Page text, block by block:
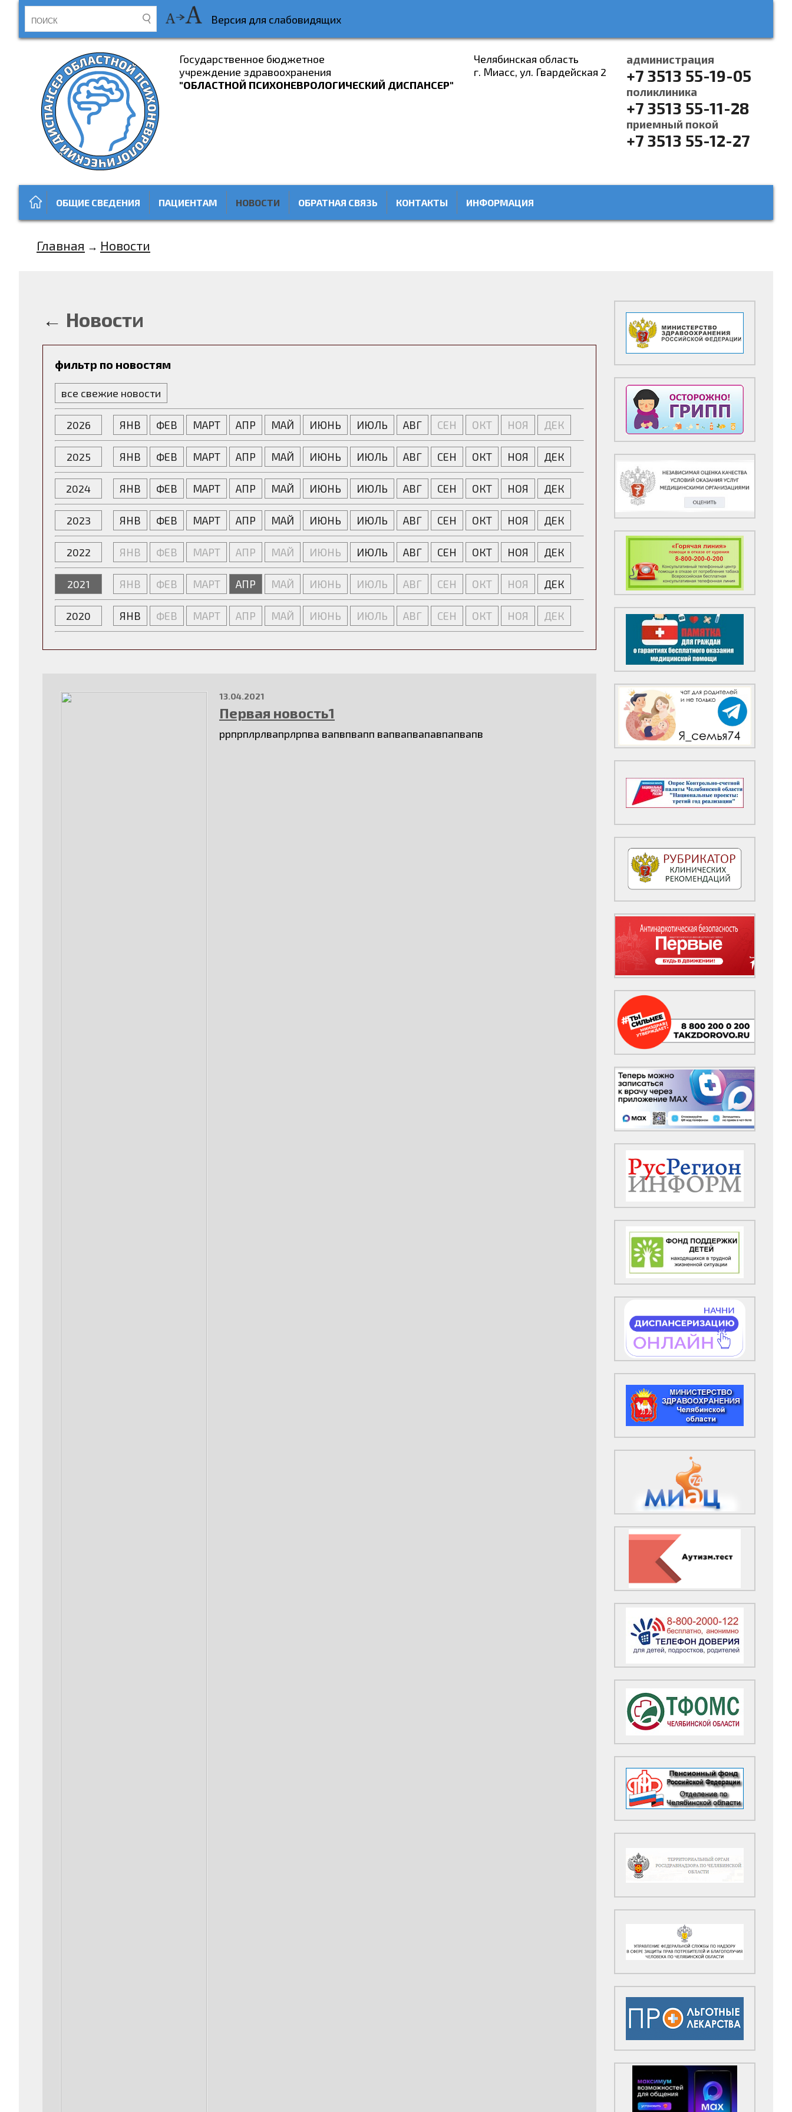
Версия для слабовидящих
Государственное бюджетное
учреждение здравоохранения
"ОБЛАСТНОЙ ПСИХОНЕВРОЛОГИЧЕСКИЙ ДИСПАНСЕР"
Челябинская область
г. Миасс, ул. Гвардейская 2
администрация
+7 3513 55-19-05
поликлиника
+7 3513 55-11-28
приемный покой
+7 3513 55-12-27
ОБЩИЕ СВЕДЕНИЯ ПАЦИЕНТАМ НОВОСТИ ОБРАТНАЯ СВЯЗЬ КОНТАКТЫ ИНФОРМАЦИЯ
Главная → Новости
← Новости
фильтр по новостям
все свежие новости
2026 ЯНВ ФЕВ МАРТ АПР МАЙ ИЮНЬ ИЮЛЬ АВГ СЕН ОКТ НОЯ ДЕК
2025 ЯНВ ФЕВ МАРТ АПР МАЙ ИЮНЬ ИЮЛЬ АВГ СЕН ОКТ НОЯ ДЕК
2024 ЯНВ ФЕВ МАРТ АПР МАЙ ИЮНЬ ИЮЛЬ АВГ СЕН ОКТ НОЯ ДЕК
2023 ЯНВ ФЕВ МАРТ АПР МАЙ ИЮНЬ ИЮЛЬ АВГ СЕН ОКТ НОЯ ДЕК
2022 ЯНВ ФЕВ МАРТ АПР МАЙ ИЮНЬ ИЮЛЬ АВГ СЕН ОКТ НОЯ ДЕК
2021 ЯНВ ФЕВ МАРТ АПР МАЙ ИЮНЬ ИЮЛЬ АВГ СЕН ОКТ НОЯ ДЕК
2020 ЯНВ ФЕВ МАРТ АПР МАЙ ИЮНЬ ИЮЛЬ АВГ СЕН ОКТ НОЯ ДЕК
13.04.2021
Первая новость1
ррпрплрлвапрлрпва вапвпвапп вапвапвапавпапвапв